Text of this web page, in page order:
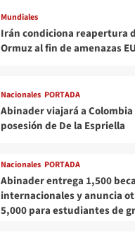
Mundiales
Irán condiciona reapertura
Ormuz al fin de amenazas EU
Nacionales PORTADA
Abinader viajará a Colombia
posesión de De la Espriella
Nacionales PORTADA
Abinader entrega 1,500
internacionales y anuncia
5,000 para estudiantes de